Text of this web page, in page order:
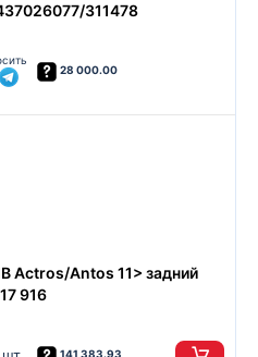
311478
28 000.00
Actros/Antos 11> задний
916
141 383.93